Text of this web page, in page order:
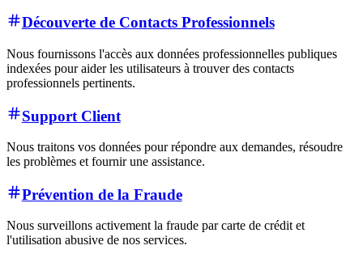
Découverte de Contacts Professionnels
Nous fournissons l'accès aux données professionnelles publiques
indexées pour aider les utilisateurs à trouver des contacts
professionnels pertinents.
Support Client
Nous traitons vos données pour répondre aux demandes, résoudre
les problèmes et fournir une assistance.
Prévention de la Fraude
Nous surveillons activement la fraude par carte de crédit et
l'utilisation abusive de nos services.